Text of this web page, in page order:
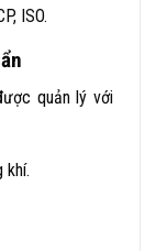
ISO.
quản lý với
khí.